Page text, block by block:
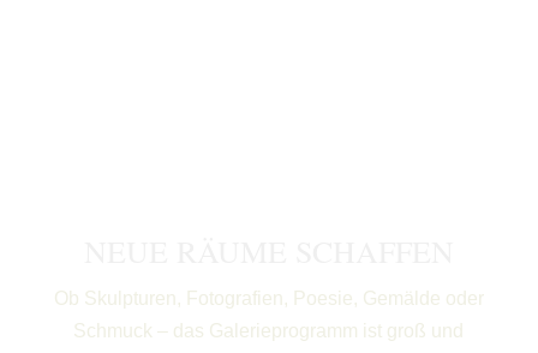
Ob Skulpturen, Fotografien, Poesie, Gemälde oder
Schmuck – das Galerieprogramm ist groß und